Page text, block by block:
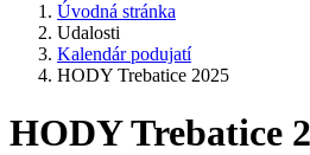
Úvodná stránka
Udalosti
Kalendár podujatí
HODY Trebatice 2025
HODY Trebatice